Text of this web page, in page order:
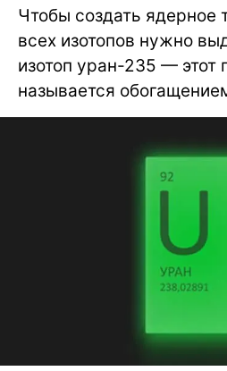
Чтобы создать ядерное
всех изотопов нужно
изотоп уран-235 — этот
называется